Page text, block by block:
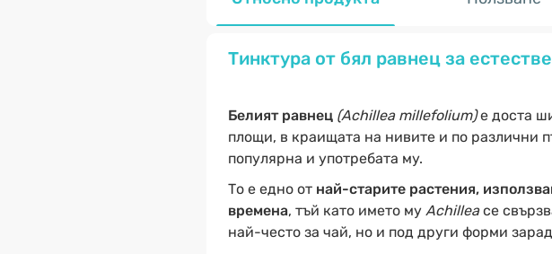
Тинктура от бял равнец за
Белият равнец (Achillea millefolium)е доста
площи, в краищата на нивите и по различни
популярна и употребата му.
То е едно от най-старите растения,
времена, тъй като името му Achilleaсе
най-често за чай, но и под други форми